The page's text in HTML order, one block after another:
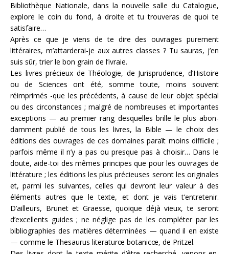
Bibliothèque Nationale, dans la nouvelle salle du Catalogue,
explore le coin du fond, à droite et tu trouveras de quoi te
satisfaire…
Après ce que je viens de te dire des ouvrages purement
littéraires, m’attarderai-je aux autres classes ? Tu sauras, j’en
suis sûr, trier le bon grain de l’ivraie.
Les livres précieux de Théologie, de Jurisprudence, d’Histoire
ou de Sciences ont été, somme toute, moins souvent
réimprimés -que les précédents, à cause de leur objet spécial
ou des circonstances ; malgré de nombreuses et importantes
exceptions — au premier rang desquelles brille le plus abon­
damment publié de tous les livres, la Bible — le choix des
éditions des ouvrages de ces domaines paraît moins difficile ;
parfois même il n’y a pas ou presque pas à choisir… Dans le
doute, aide-toi des mêmes principes que pour les ouvrages de
littérature ; les éditions les plus précieuses seront les origi­nales
et, parmi les suivantes, celles qui devront leur valeur à des
éléments autres que le texte, et dont je vais t’entrete­nir.
D’ailleurs, Brunet et Graesse, quoique déjà vieux, te seront
d’excellents guides ; ne néglige pas de les compléter par les
bibliographies des matières déterminées — quand il en existe
— comme le Thesaurus literaturœ botanicœ, de Pritzel.